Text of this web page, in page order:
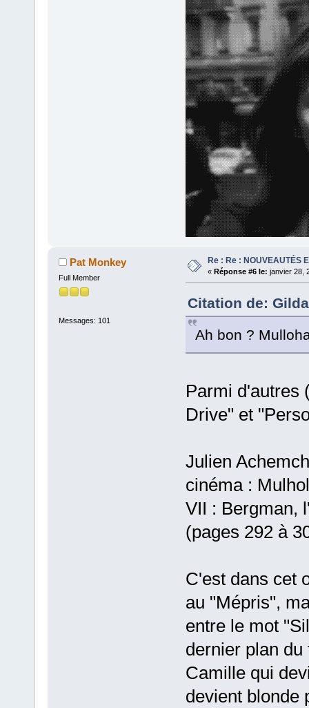
Pat Monkey
Full Member
Messages: 101
Re : Re : NOUVEAUTÉS
« Réponse #6 le: janvier 28,
Citation de:
Ah bon ?
Parmi d'autres
Drive" et
Julien
cinéma :
VII : Bergman,
(pages 292 à
C'est dans cet
au "Mépris",
entre le mot
dernier plan
Camille qui
devient blonde